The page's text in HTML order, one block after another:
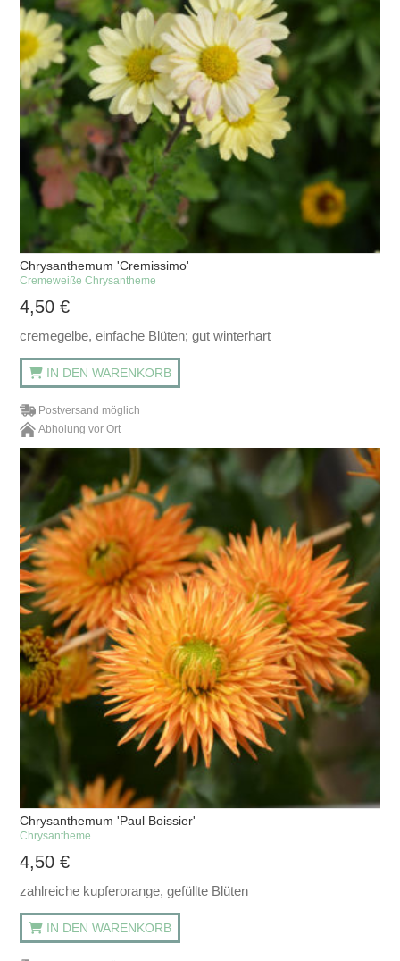
Chrysanthemum 'Cremissimo'
Cremeweiße Chrysantheme
4,50€
cremegelbe, einfache Blüten; gut winterhart
IN DEN WARENKORB
Postversand möglich
Abholung vor Ort
Chrysanthemum 'Paul Boissier'
Chrysantheme
4,50€
zahlreiche kupferorange, gefüllte Blüten
IN DEN WARENKORB